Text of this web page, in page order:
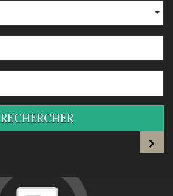
RECHERCHER